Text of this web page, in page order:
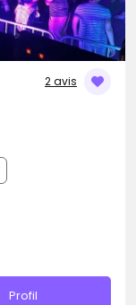
2 avis
Profil